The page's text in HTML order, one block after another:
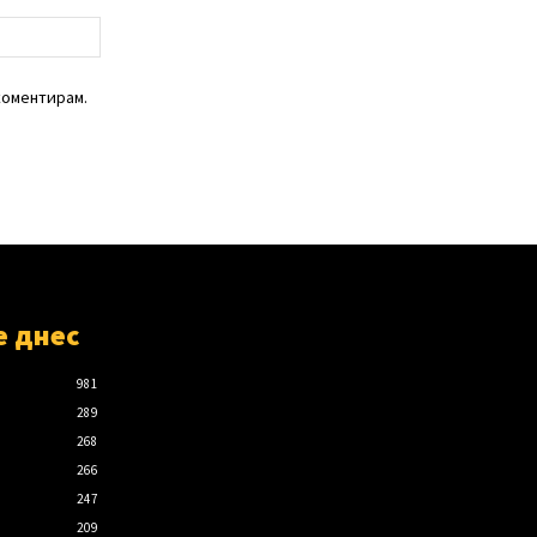
днес
981
289
268
266
247
209